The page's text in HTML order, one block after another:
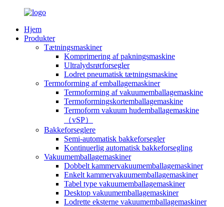
Hjem
Produkter
Tætningsmaskiner
Komprimering af pakningsmaskine
Ultralydsrørforsegler
Lodret pneumatisk tætningsmaskine
Termoforming af emballagemaskiner
Termoforming af vakuumemballagemaskine
Termoformingskortemballagemaskine
Termoform vakuum hudemballagemaskine
（vSP）
Bakkeforseglere
Semi-automatisk bakkeforsegler
Kontinuerlig automatisk bakkeforsegling
Vakuumemballagemaskiner
Dobbelt kammervakuumemballagemaskiner
Enkelt kammervakuumemballagemaskiner
Tabel type vakuumemballagemaskiner
Desktop vakuumemballagemaskiner
Lodrette eksterne vakuumemballagemaskiner